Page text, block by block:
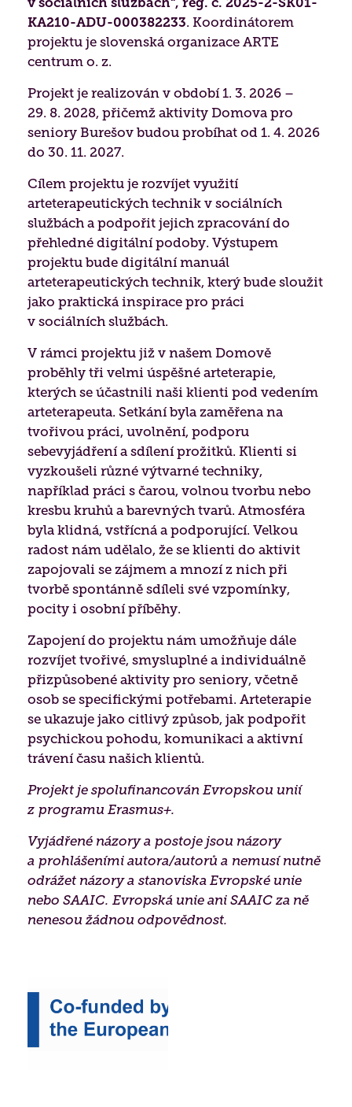
Projekty 2026
Poděkování
Paliativní péče
Nutriční péče
Duchovní péče
Bazální stimulace
KA210-ADU-000382233. Koordinátorem
projektu je slovenská organizace ARTE
centrum o. z.
Projekt je realizován v období 1. 3. 2026 –
29. 8. 2028, přičemž aktivity Domova pro
seniory Burešov budou probíhat od 1. 4. 2026
do 30. 11. 2027.
Cílem projektu je rozvíjet využití
arteterapeutických technik v sociálních
službách a podpořit jejich zpracování do
přehledné digitální podoby. Výstupem
projektu bude digitální manuál
arteterapeutických technik, který bude sloužit
jako praktická inspirace pro práci
v sociálních službách.
V rámci projektu již v našem Domově
proběhly tři velmi úspěšné arteterapie,
kterých se účastnili naši klienti pod vedením
arteterapeuta. Setkání byla zaměřena na
tvořivou práci, uvolnění, podporu
sebevyjádření a sdílení prožitků. Klienti si
vyzkoušeli různé výtvarné techniky,
například práci s čarou, volnou tvorbu nebo
kresbu kruhů a barevných tvarů. Atmosféra
byla klidná, vstřícná a podporující. Velkou
radost nám udělalo, že se klienti do aktivit
zapojovali se zájmem a mnozí z nich při
tvorbě spontánně sdíleli své vzpomínky,
pocity i osobní příběhy.
Zapojení do projektu nám umožňuje dále
rozvíjet tvořivé, smysluplné a individuálně
přizpůsobené aktivity pro seniory, včetně
osob se specifickými potřebami. Arteterapie
se ukazuje jako citlivý způsob, jak podpořit
psychickou pohodu, komunikaci a aktivní
trávení času našich klientů.
Projekt je spolufinancován Evropskou unií
z programu Erasmus+.
Vyjádřené názory a postoje jsou názory
a prohlášeními autora/autorů a nemusí nutně
odrážet názory a stanoviska Evropské unie
nebo SAAIC. Evropská unie ani SAAIC za ně
nenesou žádnou odpovědnost.